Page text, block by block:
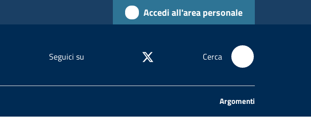
Accedi all'area personale
Seguici su Cerca
Argomenti